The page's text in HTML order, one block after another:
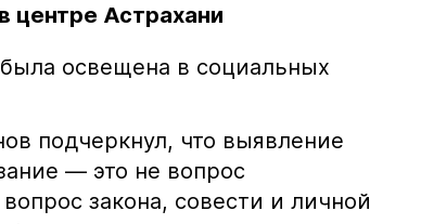
Астрахани
освещена в социальных
подчеркнул, что выявление
— это не вопрос
закона, совести и личной